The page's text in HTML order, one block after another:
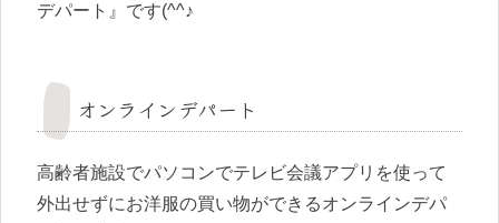
デパート』です(^^♪
オンラインデパート
高齢者施設でパソコンでテレビ会議アプリを使って
外出せずにお洋服の買い物ができるオンラインデパ